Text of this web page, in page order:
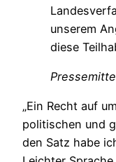
unserem
diese
„Ein Recht auf
politischen und
den Satz habe